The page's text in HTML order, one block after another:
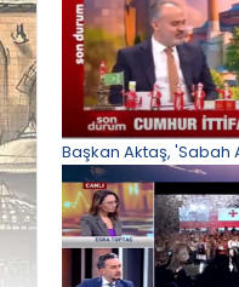
Başkan Aktaş, 'Sabah